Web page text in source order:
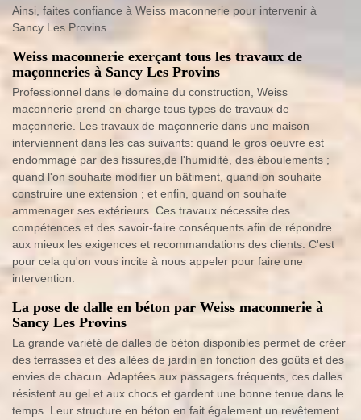
Ainsi, faites confiance à Weiss maconnerie pour intervenir à
Sancy Les Provins
Weiss maconnerie exerçant tous les travaux de
maçonneries à Sancy Les Provins
Professionnel dans le domaine du construction, Weiss
maconnerie prend en charge tous types de travaux de
maçonnerie. Les travaux de maçonnerie dans une maison
interviennent dans les cas suivants: quand le gros oeuvre est
endommagé par des fissures,de l'humidité, des éboulements ;
quand l'on souhaite modifier un bâtiment, quand on souhaite
construire une extension ; et enfin, quand on souhaite
ammenager ses extérieurs. Ces travaux nécessite des
compétences et des savoir-faire conséquents afin de répondre
aux mieux les exigences et recommandations des clients. C'est
pour cela qu'on vous incite à nous appeler pour faire une
intervention.
La pose de dalle en béton par Weiss maconnerie à
Sancy Les Provins
La grande variété de dalles de béton disponibles permet de créer
des terrasses et des allées de jardin en fonction des goûts et des
envies de chacun. Adaptées aux passagers fréquents, ces dalles
résistent au gel et aux chocs et gardent une bonne tenue dans le
temps. Leur structure en béton en fait également un revêtement